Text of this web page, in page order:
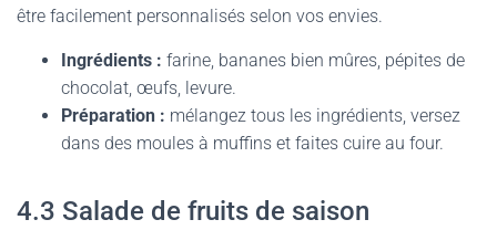
être facilement personnalisés selon vos envies.
Ingrédients : farine, bananes bien mûres, pépites de
chocolat, œufs, levure.
Préparation : mélangez tous les ingrédients, versez
dans des moules à muffins et faites cuire au four.
4.3 Salade de fruits de saison